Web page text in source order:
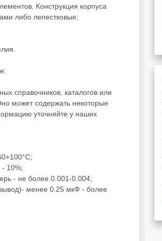
Конструкция корпуса
либо лепестковые;
справочников, каталогов или
может содержать некоторые
уточняйте у наших
- 10%;
- не более 0.001-0.004;
менее 0.25 мкФ - более